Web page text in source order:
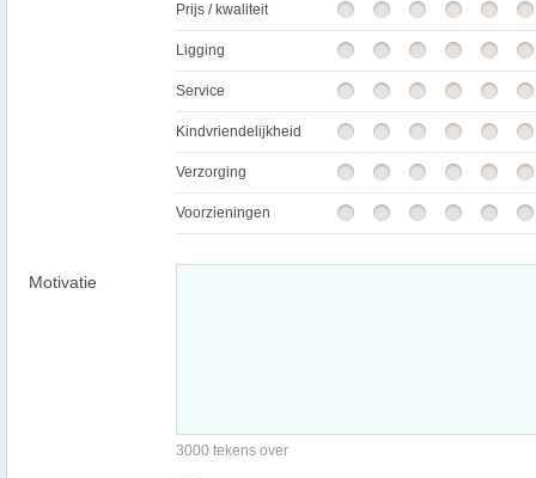
Prijs / kwaliteit
Ligging
Service
Kindvriendelijkheid
Verzorging
Voorzieningen
Motivatie
3000 tekens over